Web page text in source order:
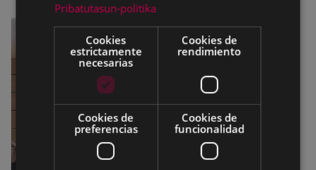
Pribatutasun-politika
Cookies
estrictamente
necesarias
Cookies de
rendimiento
Cookies de
preferencias
Cookies de
funcionalidad